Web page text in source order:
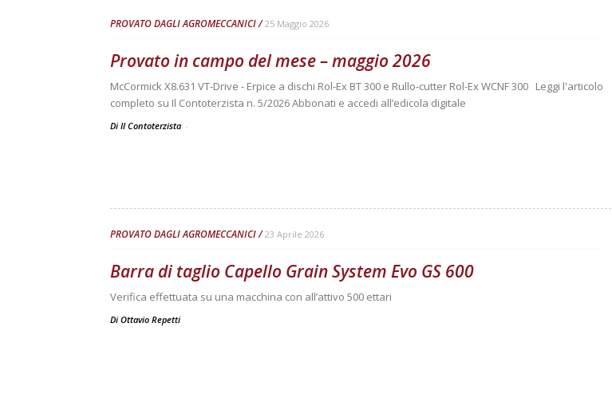
PROVATO DAGLI AGROMECCANICI 25 Maggio 2026
Provato in campo del mese – maggio 2026
McCormick X8.631 VT-Drive - Erpice a dischi Rol-Ex BT 300 e Rullo-cutter Rol-Ex WCNF 300 Leggi l'articolo
completo su Il Contoterzista n. 5/2026 Abbonati e accedi all’edicola digitale
Di Il Contoterzista -
PROVATO DAGLI AGROMECCANICI 23 Aprile 2026
Barra di taglio Capello Grain System Evo GS 600
Verifica effettuata su una macchina con all’attivo 500 ettari
Di Ottavio Repetti